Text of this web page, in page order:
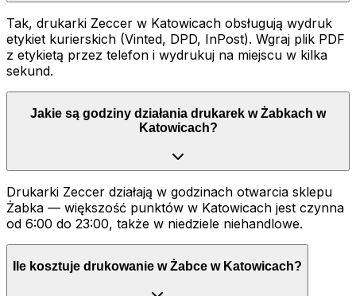
Tak, drukarki Zeccer w Katowicach obsługują wydruk
etykiet kurierskich (Vinted, DPD, InPost). Wgraj plik PDF
z etykietą przez telefon i wydrukuj na miejscu w kilka
sekund.
Jakie są godziny działania drukarek w Żabkach w
Katowicach?
Drukarki Zeccer działają w godzinach otwarcia sklepu
Żabka — większość punktów w Katowicach jest czynna
od 6:00 do 23:00, także w niedziele niehandlowe.
Ile kosztuje drukowanie w Żabce w Katowicach?